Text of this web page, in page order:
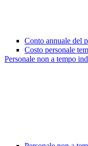
Conto annuale del
Costo personale
Personale non a tempo